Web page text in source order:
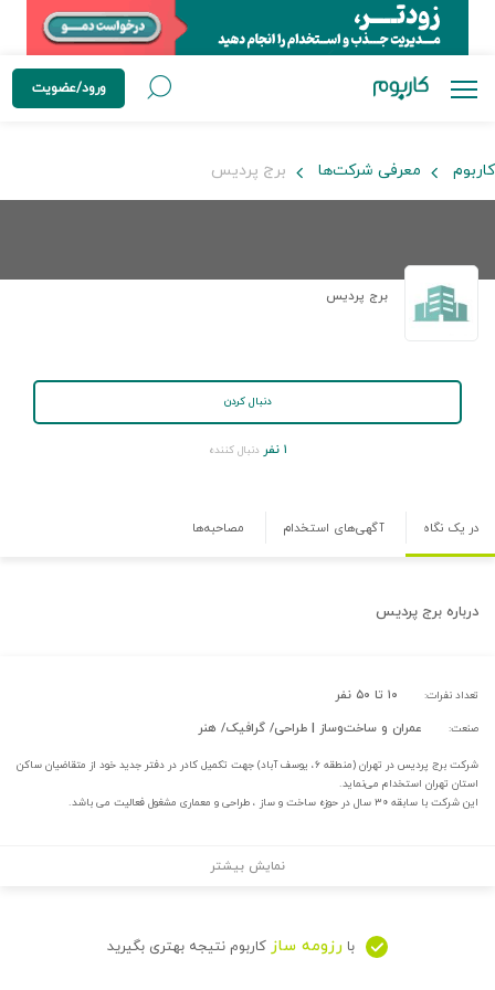
ورود/عضویت
کاربوم معرفی شرکت‌ها برج پردیس
برج پردیس
دنبال کردن
۱ نفر دنبال کننده
در یک نگاه آگهی‌های استخدام مصاحبه‌ها
درباره برج پردیس
تعداد نفرات: ۱۰ تا ۵۰ نفر
صنعت: عمران و ساخت‌وساز | طراحی/ گرافیک/ هنر
شرکت برج پردیس در تهران (منطقه ۶، یوسف آباد) جهت تکمیل کادر در دفتر جدید خود از متقاضیان ساکن
استان‌ تهران استخدام می‌نماید.
این شرکت با سابقه ۳۰ سال در حوزه ساخت و ساز ، طراحی و معماری مشغول فعالیت می باشد.
نمایش بیشتر
با رزومه ساز کاربوم نتیجه بهتری بگیرید